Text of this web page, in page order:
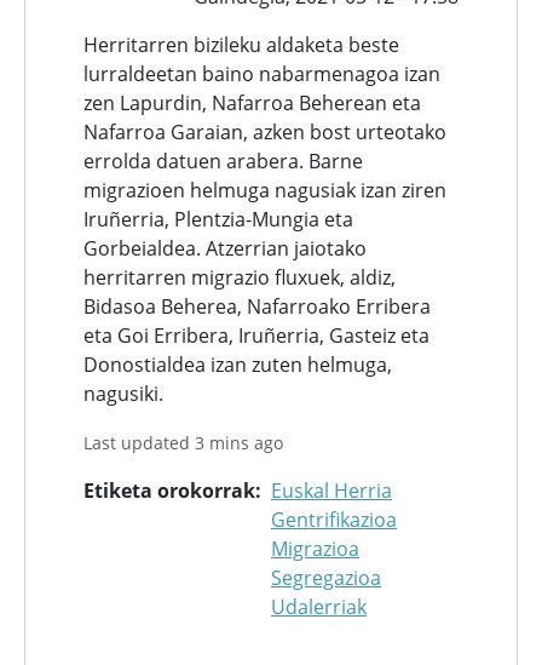
Herritarren bizileku aldaketa beste
lurraldeetan baino nabarmenagoa izan
zen Lapurdin, Nafarroa Beherean eta
Nafarroa Garaian, azken bost urteotako
errolda datuen arabera. Barne
migrazioen helmuga nagusiak izan ziren
Iruñerria, Plentzia-Mungia eta
Gorbeialdea. Atzerrian jaiotako
herritarren migrazio fluxuek, aldiz,
Bidasoa Beherea, Nafarroako Erribera
eta Goi Erribera, Iruñerria, Gasteiz eta
Donostialdea izan zuten helmuga,
nagusiki.
Last updated 3 mins ago
Etiketa orokorrak
Euskal Herria
Gentrifikazioa
Migrazioa
Segregazioa
Udalerriak